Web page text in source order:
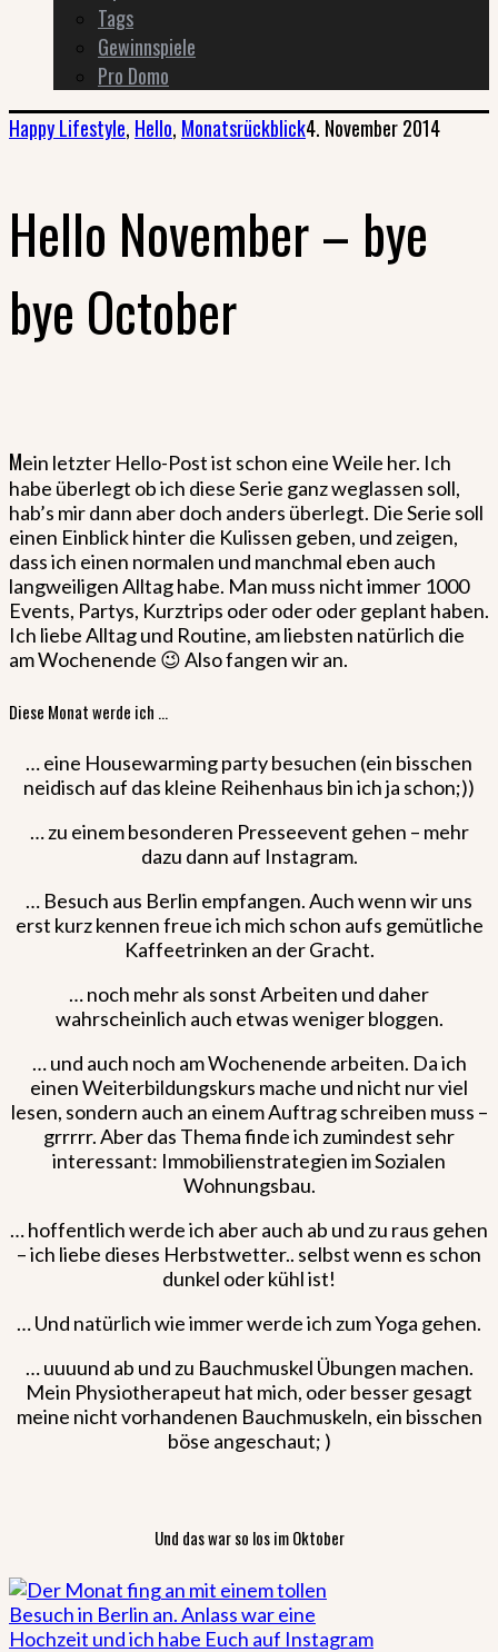
Tags
Gewinnspiele
Pro Domo
Happy Lifestyle, Hello, Monatsrückblick4. November 2014
Hello November – bye
bye October
Mein letzter Hello-Post ist schon eine Weile her. Ich
habe überlegt ob ich diese Serie ganz weglassen soll,
hab’s mir dann aber doch anders überlegt. Die Serie soll
einen Einblick hinter die Kulissen geben, und zeigen,
dass ich einen normalen und manchmal eben auch
langweiligen Alltag habe. Man muss nicht immer 1000
Events, Partys, Kurztrips oder oder oder geplant haben.
Ich liebe Alltag und Routine, am liebsten natürlich die
am Wochenende 😉 Also fangen wir an.
Diese Monat werde ich …
… eine Housewarming party besuchen (ein bisschen
neidisch auf das kleine Reihenhaus bin ich ja schon;))
… zu einem besonderen Presseevent gehen – mehr
dazu dann auf Instagram.
… Besuch aus Berlin empfangen. Auch wenn wir uns
erst kurz kennen freue ich mich schon aufs gemütliche
Kaffeetrinken an der Gracht.
… noch mehr als sonst Arbeiten und daher
wahrscheinlich auch etwas weniger bloggen.
… und auch noch am Wochenende arbeiten. Da ich
einen Weiterbildungskurs mache und nicht nur viel
lesen, sondern auch an einem Auftrag schreiben muss –
grrrrr. Aber das Thema finde ich zumindest sehr
interessant: Immobilienstrategien im Sozialen
Wohnungsbau.
… hoffentlich werde ich aber auch ab und zu raus gehen
– ich liebe dieses Herbstwetter.. selbst wenn es schon
dunkel oder kühl ist!
… Und natürlich wie immer werde ich zum Yoga gehen.
… uuuund ab und zu Bauchmuskel Übungen machen.
Mein Physiotherapeut hat mich, oder besser gesagt
meine nicht vorhandenen Bauchmuskeln, ein bisschen
böse angeschaut; )
Und das war so los im Oktober